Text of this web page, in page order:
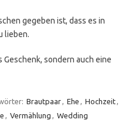
gegeben ist, dass es in
lieben.
sondern auch eine
Brautpaar Ehe Hochzeit
Vermählung Wedding